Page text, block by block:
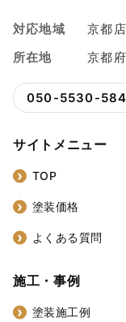
対応地域
京都
所在地
京都
050-5530-
サイトメニュー
TOP
塗装価格
よくある質問
施工・事例
塗装施工例